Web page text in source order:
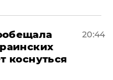
коснуться
20:44